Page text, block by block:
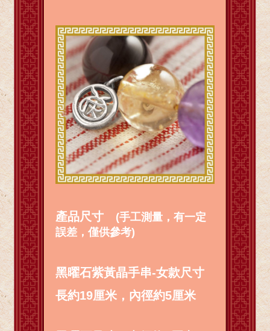
產品尺寸
(手工測量，有一定
誤差，僅供參考)
黑曜石紫黃晶手串-女款尺寸
長約19厘米，內徑約5厘米